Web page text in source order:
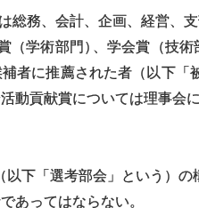
総務、会計、企画、経営、
（学術部門） 、学会賞（技術
者に推薦された者（以下
動貢献賞については理事会
下「選考部会」という）
あってはならない。